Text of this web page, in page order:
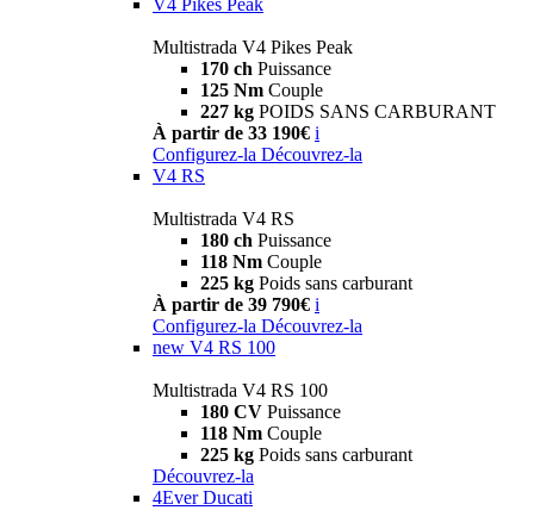
V4 Pikes Peak
Multistrada V4 Pikes Peak
170 ch Puissance
125 Nm Couple
227 kg POIDS SANS CARBURANT
À partir de 33 190€ i
Configurez-la Découvrez-la
V4 RS
Multistrada V4 RS
180 ch Puissance
118 Nm Couple
225 kg Poids sans carburant
À partir de 39 790€ i
Configurez-la Découvrez-la
new V4 RS 100
Multistrada V4 RS 100
180 CV Puissance
118 Nm Couple
225 kg Poids sans carburant
Découvrez-la
4Ever Ducati